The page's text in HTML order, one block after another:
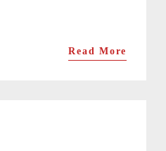
Read More